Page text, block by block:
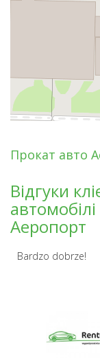
Прокат авто
Відгуки
Аеропорт
Bardzo dobrze!